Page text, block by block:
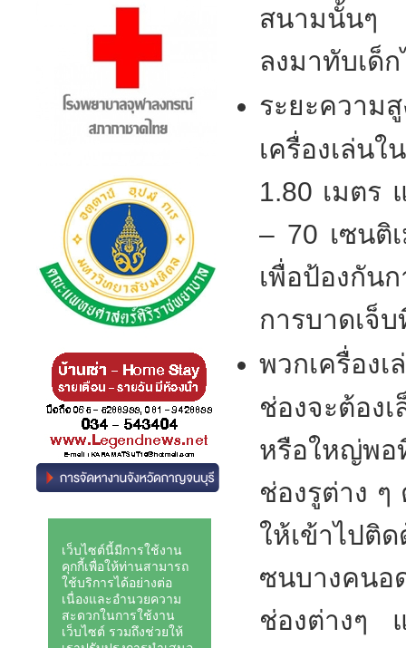
สนามนั้นๆ
ลงมาทับเด็
ระยะความ
เครื่องเล่น
1.80 เมตร
– 70 เซนติ
เพื่อป้องกัน
การบาดเจ็
พวกเครื่อง
ช่องจะต้อง
หรือใหญ่พอ
ช่องรูต่าง ๆ
ให้เข้าไปติ
ซนบางคนอ
ช่องต่างๆ